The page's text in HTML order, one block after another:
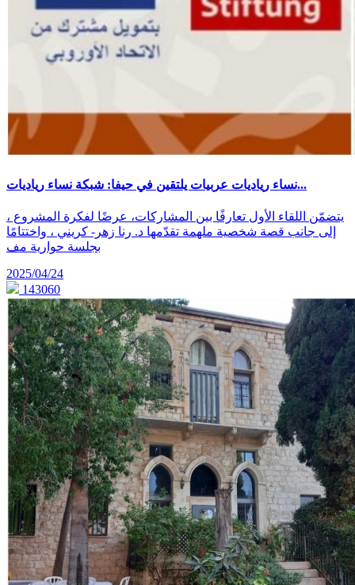
نساء رياديات عربيات يلتقين في حيفا: شبكة نساء رياديات...
يتضمّن اللقاء الأول تعارفًا بين المشاركات، عرضًا لفكرة المشروع ،
إلى جانب قصة شخصية ملهمة تقدّمها د. رنا زهر- كريني ، واختتامًا
بجلسة حوارية مف
2025/04/24
143060